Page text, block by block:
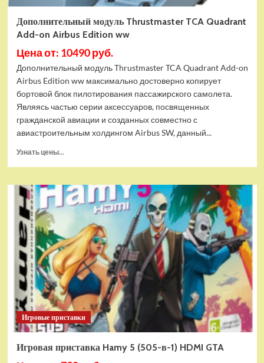
Дополнительный модуль Thrustmaster TCA Quadrant
Add-on Airbus Edition ww
Цена от: 10490 руб.
Дополнительный модуль Thrustmaster TCA Quadrant Add-on
Airbus Edition ww максимально достоверно копирует
бортовой блок пилотирования пассажирского самолета.
Являясь частью серии аксессуаров, посвященных
гражданской авиации и созданных совместно с
авиастроительным холдингом Airbus SW, данный...
Узнать цены...
Дополнительный
модуль
Thrustmaster
Quadrant
Add-
on
Airbus
Edition
ww
Игровые приставки
Игровая приставка Hamy 5 (505-в-1) HDMI GTA